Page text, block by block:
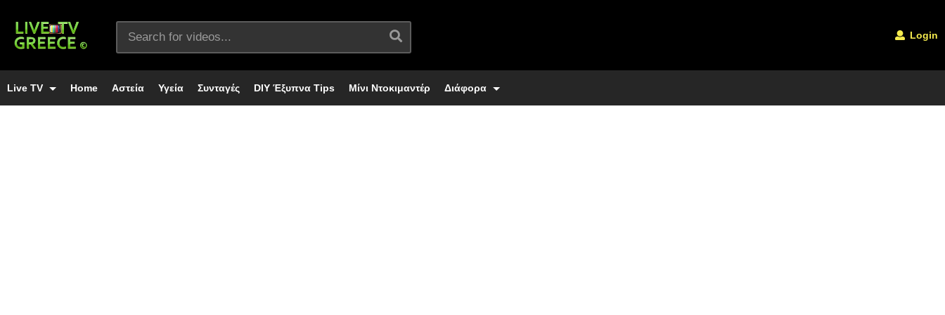
Login
Live TV Home Αστεία Υγεία Συνταγές DIY Έξυπνα Tips Μίνι Ντοκιμαντέρ Διάφορα